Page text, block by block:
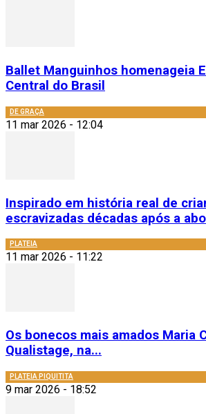
Ballet Manguinhos homenageia
Central do Brasil
DE GRAÇA
11 mar 2026 - 12:04
Inspirado em história real de
escravizadas décadas após a
PLATEIA
11 mar 2026 - 11:22
Os bonecos mais amados Maria
Qualistage, na...
PLATEIA PIQUITITA
9 mar 2026 - 18:52